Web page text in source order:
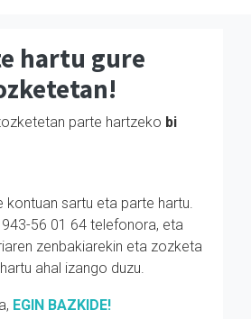
hartu gure
parte hartzeko bi
kontuan sartu eta parte hartu.
56 01 64 telefonora, eta
zenbakiarekin eta zozketa
ahal izango duzu.
EGIN BAZKIDE!